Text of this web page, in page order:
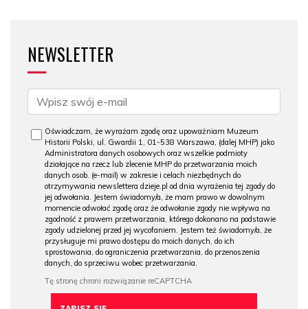
NEWSLETTER
Oświadczam, że wyrażam zgodę oraz upoważniam Muzeum
Historii Polski, ul. Gwardii 1, 01-538 Warszawa, (dalej MHP) jako
Administratora danych osobowych oraz wszelkie podmioty
działające na rzecz lub zlecenie MHP do przetwarzania moich
danych osob. (e-mail) w zakresie i celach niezbędnych do
otrzymywania newslettera dzieje.pl od dnia wyrażenia tej zgody do
jej odwołania. Jestem świadomy/a, że mam prawo w dowolnym
momencie odwołać zgodę oraz że odwołanie zgody nie wpływa na
zgodność z prawem przetwarzania, którego dokonano na podstawie
zgody udzielonej przed jej wycofaniem. Jestem też świadomy/a, że
przysługuje mi prawo dostępu do moich danych, do ich
sprostowania, do ograniczenia przetwarzania, do przenoszenia
danych, do sprzeciwu wobec przetwarzania.